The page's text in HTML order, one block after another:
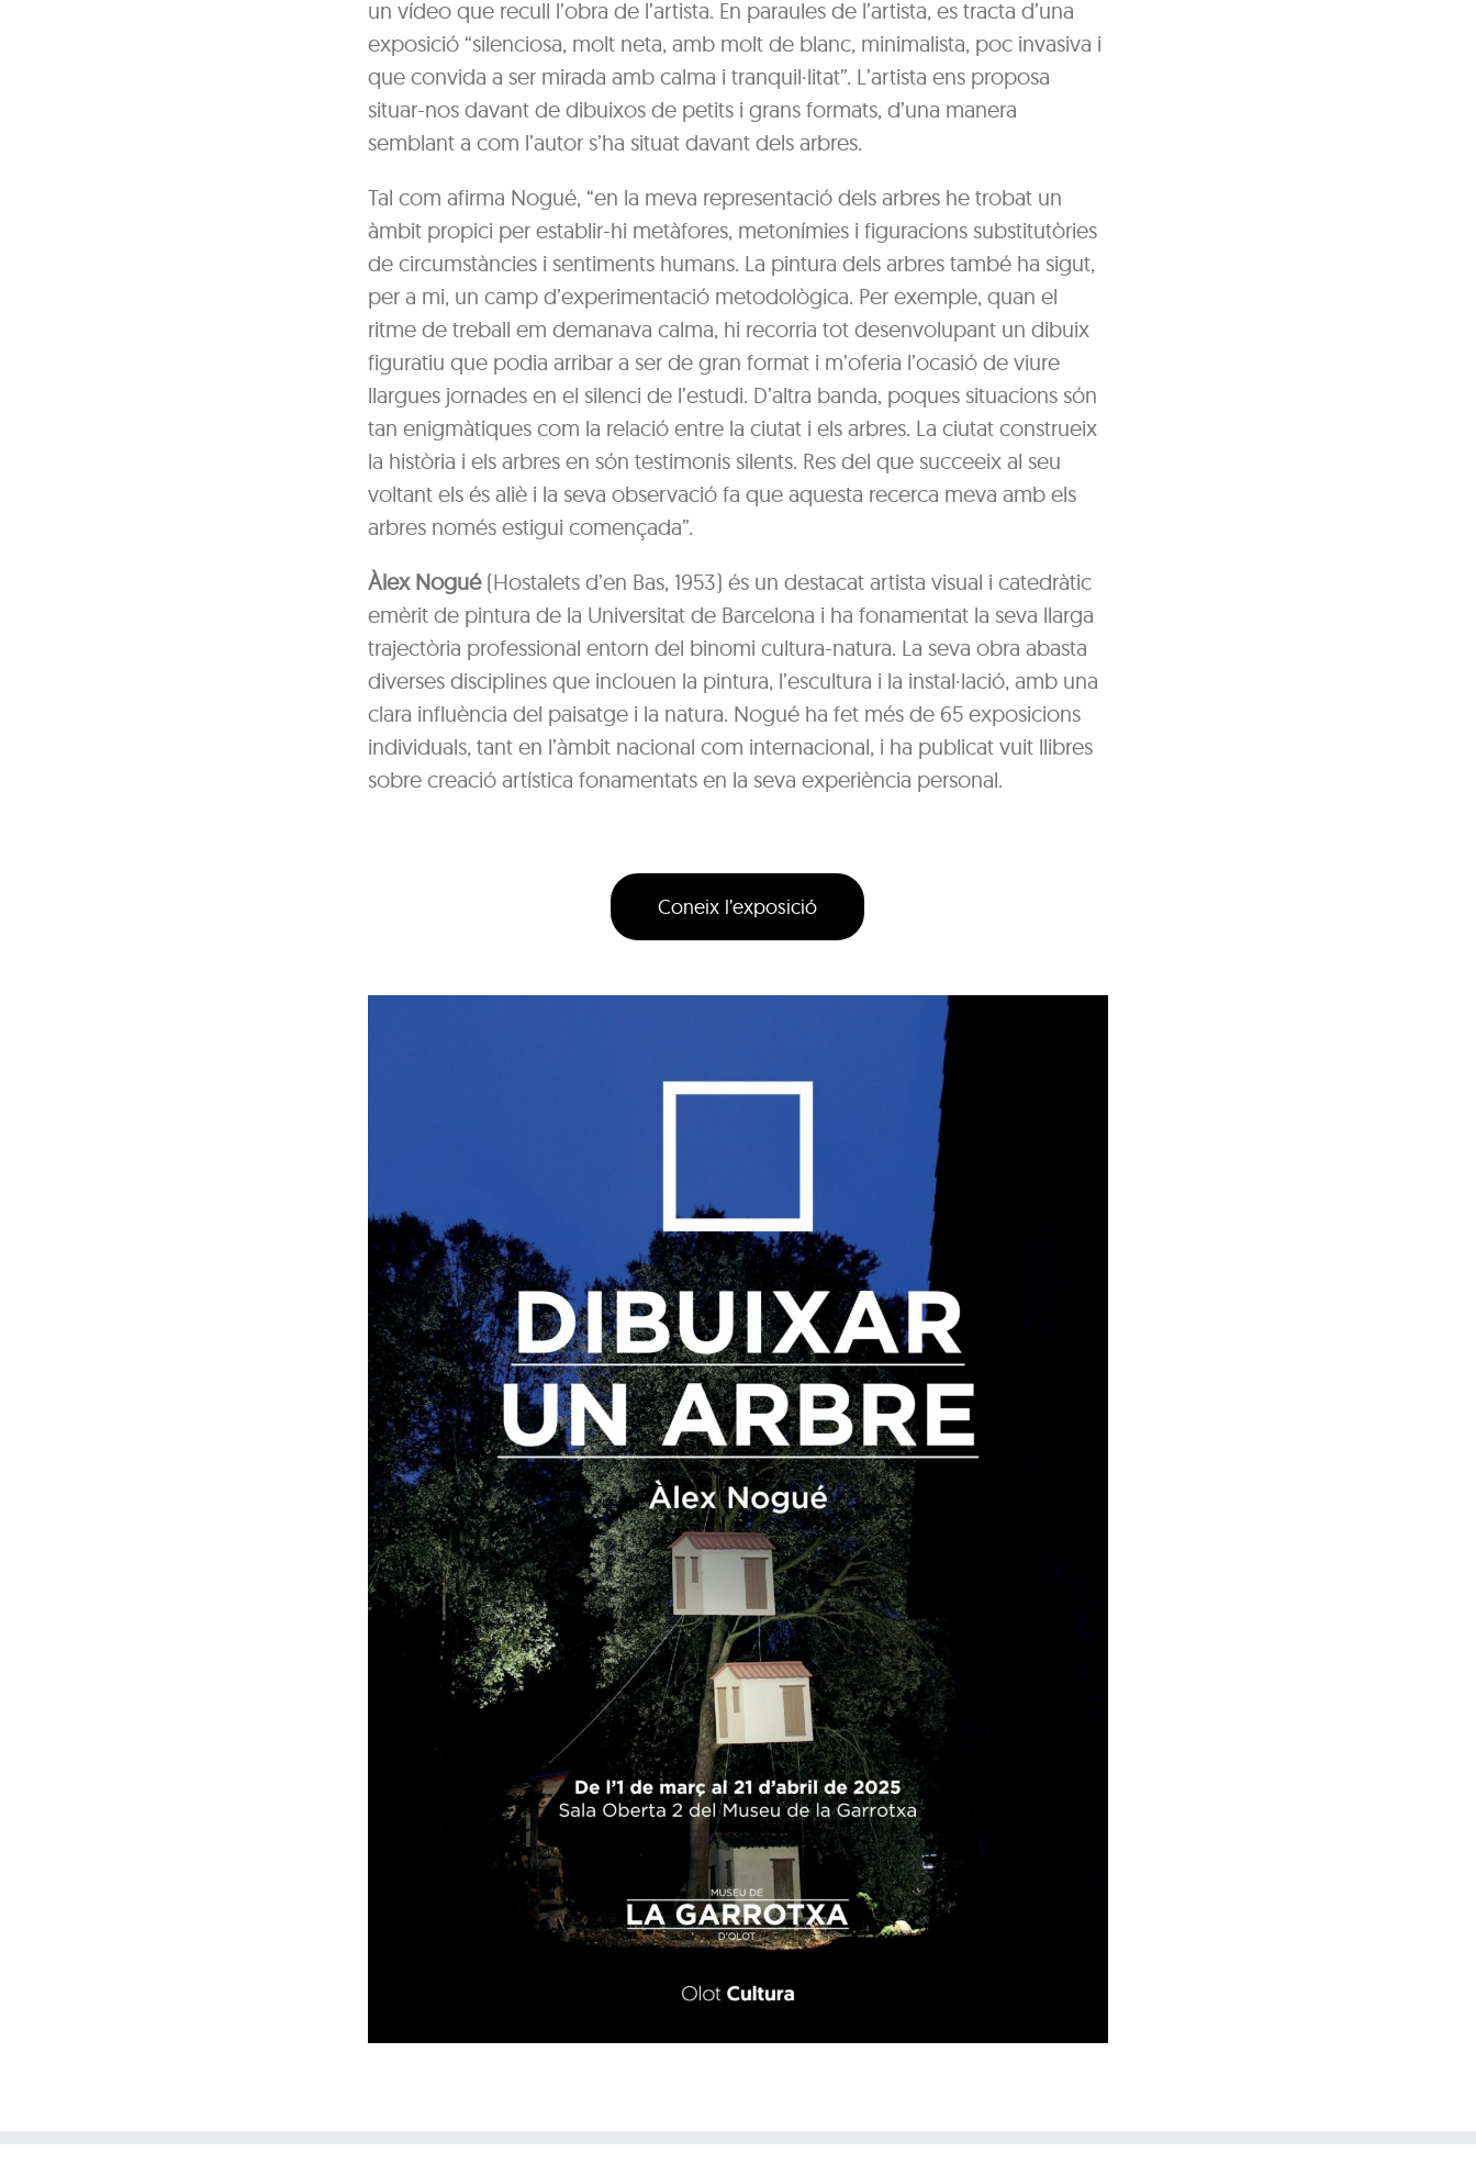
un vídeo que recull l’obra de l’artista. En paraules de l’artista, es tracta d’una
exposició “silenciosa, molt neta, amb molt de blanc, minimalista, poc invasiva i
que convida a ser mirada amb calma i tranquil·litat”. L’artista ens proposa
situar-nos davant de dibuixos de petits i grans formats, d’una manera
semblant a com l’autor s’ha situat davant dels arbres.
Tal com afirma Nogué, “en la meva representació dels arbres he trobat un
àmbit propici per establir-hi metàfores, metonímies i figuracions substitutòries
de circumstàncies i sentiments humans. La pintura dels arbres també ha sigut,
per a mi, un camp d’experimentació metodològica. Per exemple, quan el
ritme de treball em demanava calma, hi recorria tot desenvolupant un dibuix
figuratiu que podia arribar a ser de gran format i m’oferia l’ocasió de viure
llargues jornades en el silenci de l’estudi. D’altra banda, poques situacions són
tan enigmàtiques com la relació entre la ciutat i els arbres. La ciutat construeix
la història i els arbres en són testimonis silents. Res del que succeeix al seu
voltant els és aliè i la seva observació fa que aquesta recerca meva amb els
arbres només estigui començada”.
Àlex Nogué(Hostalets d’en Bas, 1953) és un destacat artista visual i catedràtic
emèrit de pintura de la Universitat de Barcelona i ha fonamentat la seva llarga
trajectòria professional entorn del binomi cultura-natura. La seva obra abasta
diverses disciplines que inclouen la pintura, l’escultura i la instal·lació, amb una
clara influència del paisatge i la natura. Nogué ha fet més de 65 exposicions
individuals, tant en l’àmbit nacional com internacional, i ha publicat vuit llibres
sobre creació artística fonamentats en la seva experiència personal.
Coneix l’exposició